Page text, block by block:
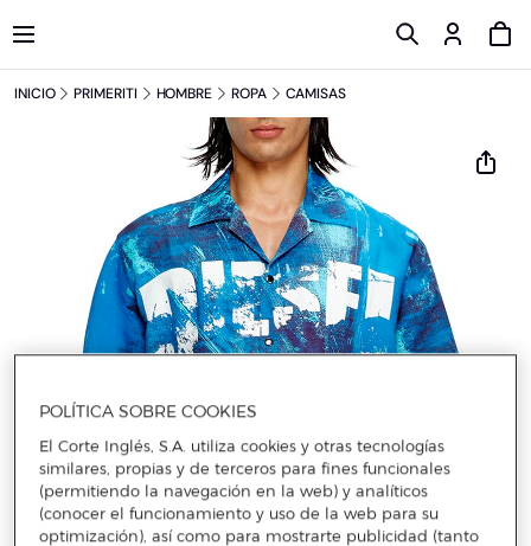
INICIO PRIMERITI HOMBRE ROPA CAMISAS
POLÍTICA SOBRE COOKIES
El Corte Inglés, S.A. utiliza cookies y otras tecnologías
similares, propias y de terceros para fines funcionales
(permitiendo la navegación en la web) y analíticos
(conocer el funcionamiento y uso de la web para su
optimización), así como para mostrarte publicidad (tanto